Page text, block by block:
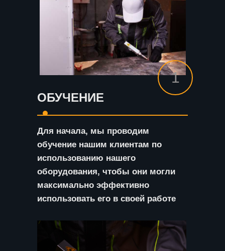
ОБУЧЕНИЕ
Для начала, мы проводим
обучение нашим клиентам по
использованию нашего
оборудования, чтобы они могли
максимально эффективно
использовать его в своей работе
1